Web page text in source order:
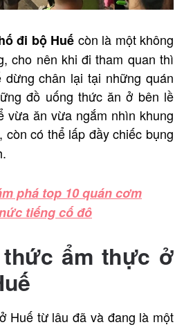
đi bộ Huế còn là một không
cho nên khi đi tham quan thì
chân lại tại những quán
đồ uống thức ăn ở bên lề
vừa ăn vừa ngắm nhìn khung
, còn có thể lấp đầy chiếc bụng
phá top 10 quán cơm
tiếng cố đô
ẩm thực ở
Huế từ lâu đã và đang là một